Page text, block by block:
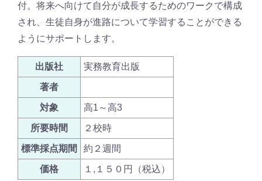
付。将来へ向けて自分が成長するためのワークで構成
され、生徒自身が進路について学習することができる
ようにサポートします。
出版社 実務教育出版
著者
対象 高1～高3
所要時間 ２校時
標準採点期間 約２週間
価格 １,１５０円（税込）